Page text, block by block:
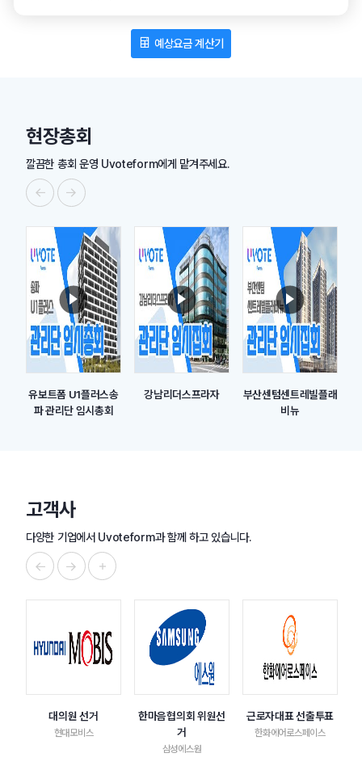
예상요금 계산기
현장총회
깔끔한 총회 운영 Uvoteform에게 맡겨주세요.
유보트폼 U1플러스송
파 관리단 임시총회
강남리더스프라자
부산센텀센트레빌플래
비뉴
고객사
다양한 기업에서 Uvoteform과 함께 하고 있습니다.
대의원 선거
현대모비스
한마음협의회 위원선
거
삼성에스원
근로자대표 선출투표
한화에어로스페이스